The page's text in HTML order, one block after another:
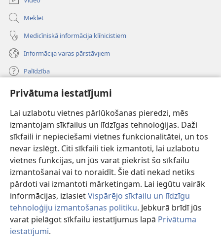
Privātuma iestatījumi
Lai uzlabotu vietnes pārlūkošanas pieredzi, mēs
izmantojam sīkfailus un līdzīgas tehnoloģijas. Daži
sīkfaili ir nepieciešami vietnes funkcionalitātei, un tos
nevar izslēgt. Citi sīkfaili tiek izmantoti, lai uzlabotu
vietnes funkcijas, un jūs varat piekrist šo sīkfailu
izmantošanai vai to noraidīt. Šie dati nekad netiks
pārdoti vai izmantoti mārketingam. Lai iegūtu vairāk
informācijas, izlasietVispārējo sīkfailu un līdzīgu
tehnoloģiju izmantošanas politiku. Jebkurā brīdī jūs
varat pielāgot sīkfailu iestatījumus lapā Privātuma
iestatījumi.
Meklēt
Medicīniskā informācija klīnicistiem
Informācija varas pārstāvjiem
Palīdzība
Ziedojumi
new
window)Sargtorņa TIEŠSAISTES BIBLIOTĒKA
(opens
new
window)JW Hub ®
(opens
new
window)JW Library ®
Copyright© 2026 Watch Tower Bible and Tract Society of Pennsylvania.
LIETOŠANAS NOTEIKUMI